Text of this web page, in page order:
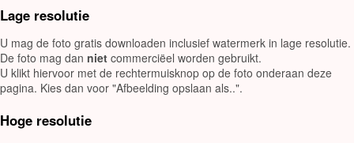
Lage resolutie
U mag de foto gratis downloaden inclusief watermerk in lage resolutie.
De foto mag dan niet commerciëel worden gebruikt.
U klikt hiervoor met de rechtermuisknop op de foto onderaan deze
pagina. Kies dan voor "Afbeelding opslaan als..".
Hoge resolutie